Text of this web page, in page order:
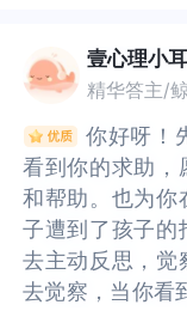
您描述中所写
父母一样，都是
是春节，孩子希
兴趣的事情，这
所难。2、父母
是为了孩子好
子，但给孩子压
考虑一下减少一
描述中所写的
母一样，都是
是春节，孩子希
兴趣的事情，这
所难。2、父母
是为了孩子好
子，但给孩子压
考虑一下减少一
壹心理小
精华答主/
你好呀！
看到你的求助，
和帮助。也为你
子遭到了孩子的
去主动反思，觉
去觉察，当你看
看到你的求助，
和帮助。也为你
子遭到了孩子的
去主动反思，觉
去觉察，当你看